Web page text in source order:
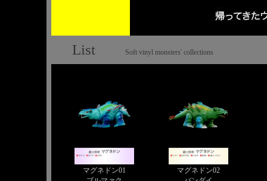
List Soft vinyl monsters' collections
マグネドン01
マグネドン02